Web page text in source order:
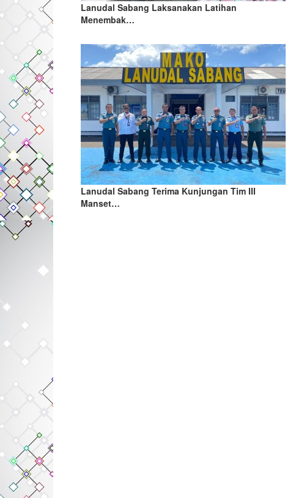
Lanudal Sabang Laksanakan Latihan
Menembak…
Lanudal Sabang Terima Kunjungan Tim III
Manset…